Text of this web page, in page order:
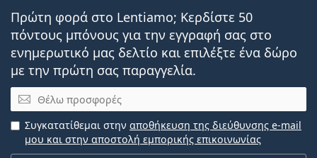
Πρώτη φορά στο Lentiamo; Κερδίστε 50
πόντους μπόνους για την εγγραφή σας στο
ενημερωτικό μας δελτίο και επιλέξτε ένα δώρο
με την πρώτη σας παραγγελία.
Email
Συγκατατίθεμαι στην αποθήκευση της διεύθυνσης e-mail
μου και στην αποστολή εμπορικής επικοινωνίας